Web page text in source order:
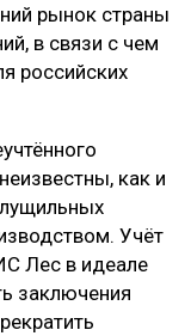
рынок страны
в связи с чем
российских
как и
Учёт
Лес в идеале
заключения